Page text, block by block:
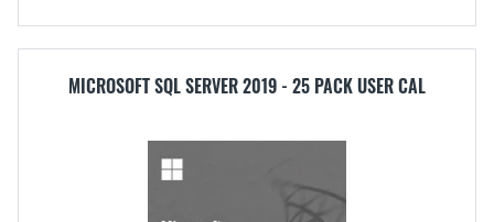
MICROSOFT SQL SERVER 2019 - 25 PACK USER CAL